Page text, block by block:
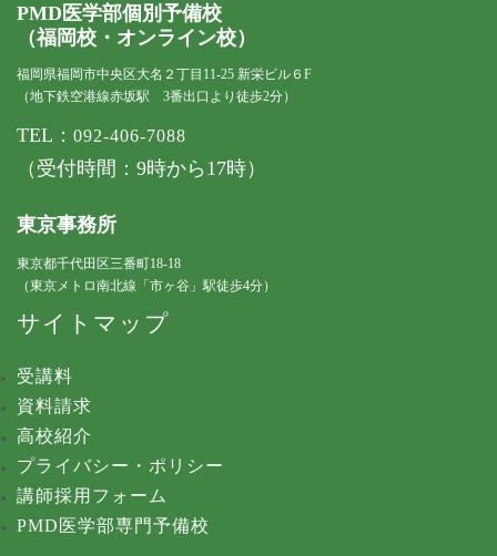
PMD医学部個別予備校
（福岡校・オンライン校）
福岡県福岡市中央区大名２丁目11-25 新栄ビル６F
（地下鉄空港線赤坂駅 3番出口より徒歩2分）
TEL： 092-406-7088
（受付時間：9時から17時）
東京事務所
東京都千代田区三番町18-18
（東京メトロ南北線「市ヶ谷」駅徒歩4分）
サイトマップ
受講料
資料請求
高校紹介
プライバシー・ポリシー
講師採用フォーム
PMD医学部専門予備校